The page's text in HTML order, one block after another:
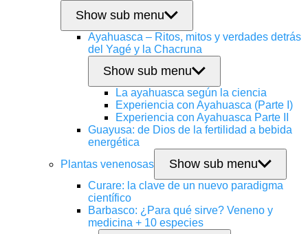
Show sub menu
Ayahuasca – Ritos, mitos y verdades detrás
del Yagé y la Chacruna
Show sub menu
La ayahuasca según la ciencia
Experiencia con Ayahuasca (Parte I)
Experiencia con Ayahuasca Parte II
Guayusa: de Dios de la fertilidad a bebida
energética
Plantas venenosas
Show sub menu
Curare: la clave de un nuevo paradigma
científico
Barbasco: ¿Para qué sirve? Veneno y
medicina + 10 especies